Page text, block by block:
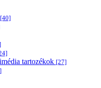
[40]
tartozékok [27]